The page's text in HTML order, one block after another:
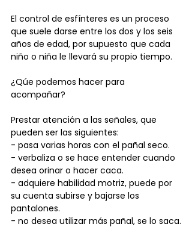
El control de esfínteres es un proceso
que suele darse entre los dos y los seis
años de edad, por supuesto que cada
niño o niña le llevará su propio tiempo.
¿Qúe podemos hacer para
acompañar?
Prestar atención a las señales, que
pueden ser las siguientes:
- pasa varias horas con el pañal seco.
- verbaliza o se hace entender cuando
desea orinar o hacer caca.
- adquiere habilidad motriz, puede por
su cuenta subirse y bajarse los
pantalones.
- no desea utilizar más pañal, se lo saca.